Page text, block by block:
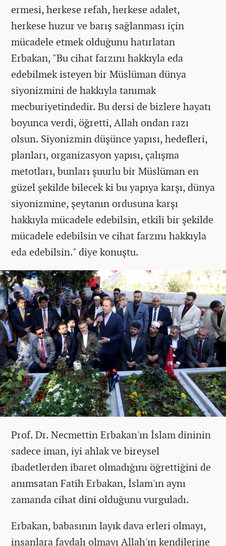
ermesi, herkese refah, herkese adalet,
herkese huzur ve barış sağlanması için
mücadele etmek olduğunu hatırlatan
Erbakan, "Bu cihat farzını hakkıyla eda
edebilmek isteyen bir Müslüman dünya
siyonizmini de hakkıyla tanımak
mecburiyetindedir. Bu dersi de bizlere hayatı
boyunca verdi, öğretti, Allah ondan razı
olsun. Siyonizmin düşünce yapısı, hedefleri,
planları, organizasyon yapısı, çalışma
metotları, bunları şuurlu bir Müslüman en
güzel şekilde bilecek ki bu yapıya karşı, dünya
siyonizmine, şeytanın ordusuna karşı
hakkıyla mücadele edebilsin, etkili bir şekilde
mücadele edebilsin ve cihat farzını hakkıyla
eda edebilsin." diye konuştu.
Prof. Dr. Necmettin Erbakan'ın İslam dininin
sadece iman, iyi ahlak ve bireysel
ibadetlerden ibaret olmadığını öğrettiğini de
anımsatan Fatih Erbakan, İslam'ın aynı
zamanda cihat dini olduğunu vurguladı.
Erbakan, babasının layık dava erleri olmayı,
insanlara faydalı olmayı Allah'ın kendilerine